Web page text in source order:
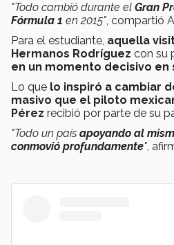
"Todo cambió durante el Gran
Fórmula 1 en 2015", compartió
Para el estudiante, aquella
Hermanos Rodríguez con su
en un momento decisivo en
Lo que lo inspiró a cambiar
masivo que el piloto
Pérez recibió por parte de su
"Todo un país apoyando al
conmovió profundamente",